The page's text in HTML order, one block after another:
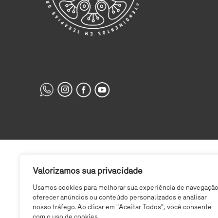
Valorizamos sua privacidade
Usamos cookies para melhorar sua experiência de
oferecer anúncios ou conteúdo personalizados e analisar
nosso tráfego. Ao clicar em "Aceitar Todos", você consente